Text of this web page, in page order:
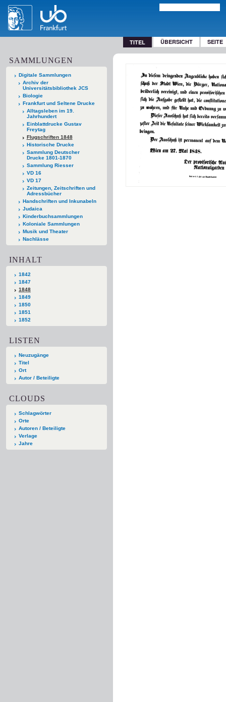
TITEL ÜBERSICHT SEITE
SAMMLUNGEN
Digitale Sammlungen
Archiv der
Universitätsbibliothek JCS
Biologie
Frankfurt und Seltene Drucke
Alltagsleben im 19.
Jahrhundert
Einblattdrucke Gustav
Freytag
Flugschriften 1848
Historische Drucke
Sammlung Deutscher
Drucke 1801-1870
Sammlung Riesser
VD 16
VD 17
Zeitungen, Zeitschriften und
Adressbücher
Handschriften und Inkunabeln
Judaica
Kinderbuchsammlungen
Koloniale Sammlungen
Musik und Theater
Nachlässe
INHALT
1842
1847
1848
1849
1850
1851
1852
LISTEN
Neuzugänge
Titel
Ort
Autor / Beteiligte
CLOUDS
Schlagwörter
Orte
Autoren / Beteiligte
Verlage
Jahre